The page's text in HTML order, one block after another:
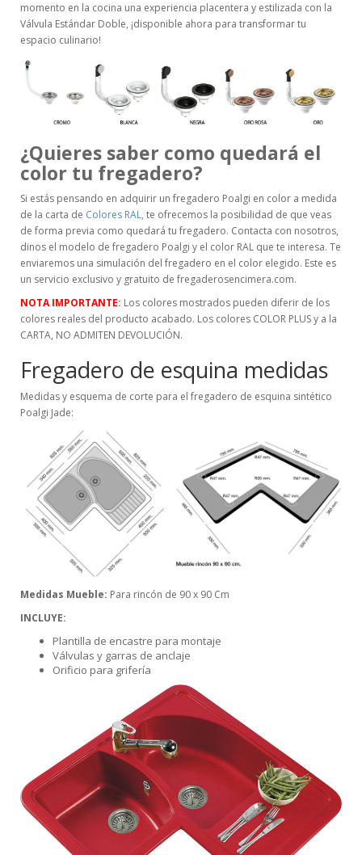
momento en la cocina una experiencia placentera y estilizada con la
Válvula Estándar Doble, ¡disponible ahora para transformar tu
espacio culinario!
¿Quieres saber como quedará el
color tu fregadero?
Si estás pensando en adquirir un fregadero Poalgi en color a medida
de la carta de Colores RAL, te ofrecemos la posibilidad de que veas
de forma previa como quedará tu fregadero. Contacta con nosotros,
dinos el modelo de fregadero Poalgi y el color RAL que te interesa. Te
enviaremos una simulación del fregadero en el color elegido. Este es
un servicio exclusivo y gratuito de fregaderosencimera.com.
NOTA IMPORTANTE: Los colores mostrados pueden diferir de los
colores reales del producto acabado. Los colores COLOR PLUS y a la
CARTA, NO ADMITEN DEVOLUCIÓN.
Fregadero de esquina medidas
Medidas y esquema de corte para el fregadero de esquina sintético
Poalgi Jade:
Medidas Mueble: Para rincón de 90 x 90 Cm
INCLUYE:
Plantilla de encastre para montaje
Válvulas y garras de anclaje
Orificio para grifería